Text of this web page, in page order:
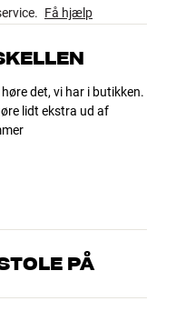
Få hjælp
det, vi har i butikken.
lidt ekstra ud af
PÅ
kender produkterne